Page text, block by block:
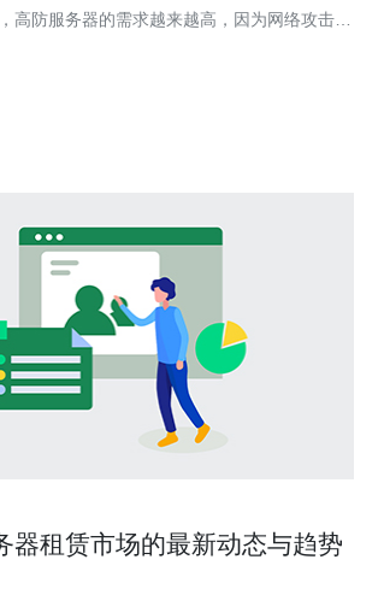
高防服务器的需求越来越高，因为网络攻击的
先进的硬件设备和网络架构，确保服务器的稳
器租赁市场的最新动态与趋势